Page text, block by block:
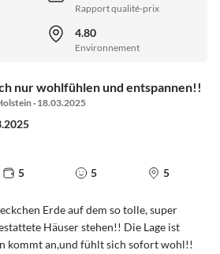
Rapport qualité-prix
4.80
Environnement
nur wohlfühlen und entspannen!!
· 18.03.2025
5 5 5
Erde auf dem so tolle, super
Häuser stehen!! Die Lage ist
kommt an,und fühlt sich sofort wohl!!